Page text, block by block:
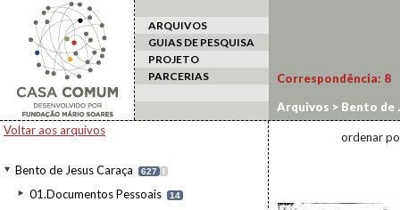
ARQUIVOS
GUIAS DE PESQUISA
PROJETO
PARCERIAS
Voltar aos arquivos
Bento de Jesus Caraça 627 I
01.Documentos Pessoais 14
Correspondência: 8
Arquivos > Bento de
ordenar